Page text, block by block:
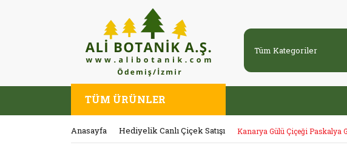
TÜM ÜRÜNLER
Anasayfa Hediyelik Canlı Çiçek Satışı Kanarya Gülü Çiçeği Paskalya